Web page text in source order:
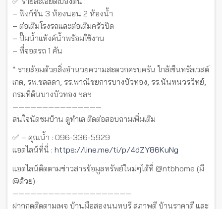
– ฟังก์ชัน 3 ห้องนอน 2 ห้องน้ำ
– ต่อเติมโรงรถและต่อเติมครัวปิด
– ปั๊มน้ำแท้งค์น้ำพร้อมใช้งาน
– ที่จอดรถ 1 คัน
* รายล้อมด้วยสิ่งอำนวยความสะดวกครบครัน ใกล้เซ็นทรัลเวสต์
เกต, รพ.ชลลดา, รร.พาณิชยการบางบัวทอง, รร.นันทนวรวิทย์,
กรมที่ดินบางบัวทอง ฯลฯ
———————————————
สนใจนัดชมบ้าน ดูทำเล ติดต่อสอบถามเพิ่มเติม
✅ – คุณน้ำ : 096-336-5929
แอดไลน์ที่นี่ : https://line.me/ti/p/4dZY86KuNg
แอดไลน์ติดตามข่าวสารข้อมูลทรัพย์ใหม่ๆได้ที่ @ntbhome (มี
@ด้วย)
————————————————————
ฝากกดติดตามเพจ บ้านมือสองนนทบุรี สภาพดี บ้านราคาดี และ